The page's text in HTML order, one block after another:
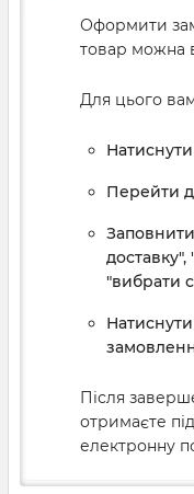
Оформити
товар можна
Для цього
Перейти
"вибрати
Після
отримаєте
електронну